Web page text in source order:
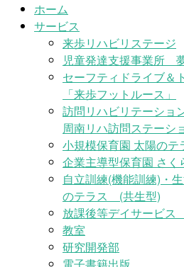
ホーム
サービス
来歩リハビリステージ
児童発達支援事業所
セーフティドライブ＆
「来歩フットルース」
訪問リハビリテーショ
周南リハ訪問ステーシ
小規模保育園 太陽のテ
企業主導型保育園 さく
自立訓練(機能訓練)・
のテラス (共生型)
放課後等デイサービ
教室
研究開発部